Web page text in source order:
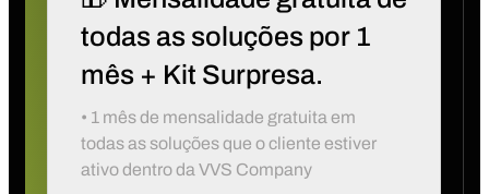
todas as soluções por 1
mês + Kit Surpresa.
• 1 mês de mensalidade gratuita em
todas as soluções que o cliente estiver
ativo dentro da VVS Company